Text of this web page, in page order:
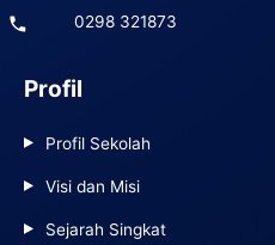
0298 321873
Profil
Profil Sekolah
Visi dan Misi
Sejarah Singkat